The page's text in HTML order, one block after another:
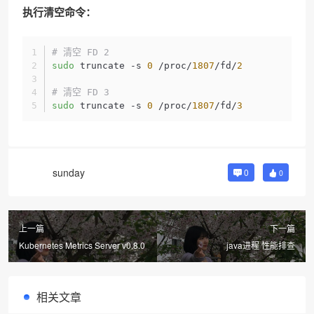
执行清空命令：
# 清空 FD 2
sudo truncate -s 0 /proc/1807 /fd/2
# 清空 FD 3
sudo truncate -s 0 /proc/1807 /fd/3
sunday 0 0
上一篇
Kubernetes Metrics Server v0.8.0
下一篇
java进程 性能排查
相关文章